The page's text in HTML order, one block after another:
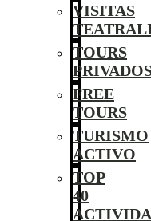
VISITAS
TOURS
FREE
TOURS
TURISMO
ACTIVO
TOP
40